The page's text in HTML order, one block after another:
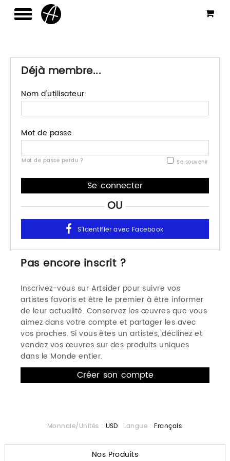
Déjà membre...
Nom d'utilisateur
Mot de passe
Mot de passe perdu ? Se souvenir
OU
Pas encore inscrit ?
Inscrivez-vous sur Artsider pour suivre vos
artistes favoris et être le premier à être informer
de leur actualité. Conservez les œuvres que vous
aimez dans votre compte et partager les avec
vos proches. Si vous êtes un artistes, déclinez et
vendez vos œuvres sur des produits uniques
dans le Monde entier.
Monnaie/Unités : USD Langue : Français
Nos Produits